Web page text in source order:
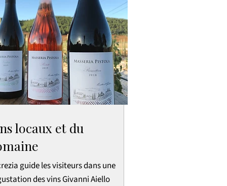
locaux et du
guide les visiteurs dans une
des vins Givanni Aiello